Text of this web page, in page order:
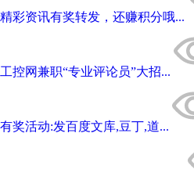
精彩资讯有奖转发，还赚积分哦...
工控网兼职“专业评论员”大招...
有奖活动:发百度文库,豆丁,道...